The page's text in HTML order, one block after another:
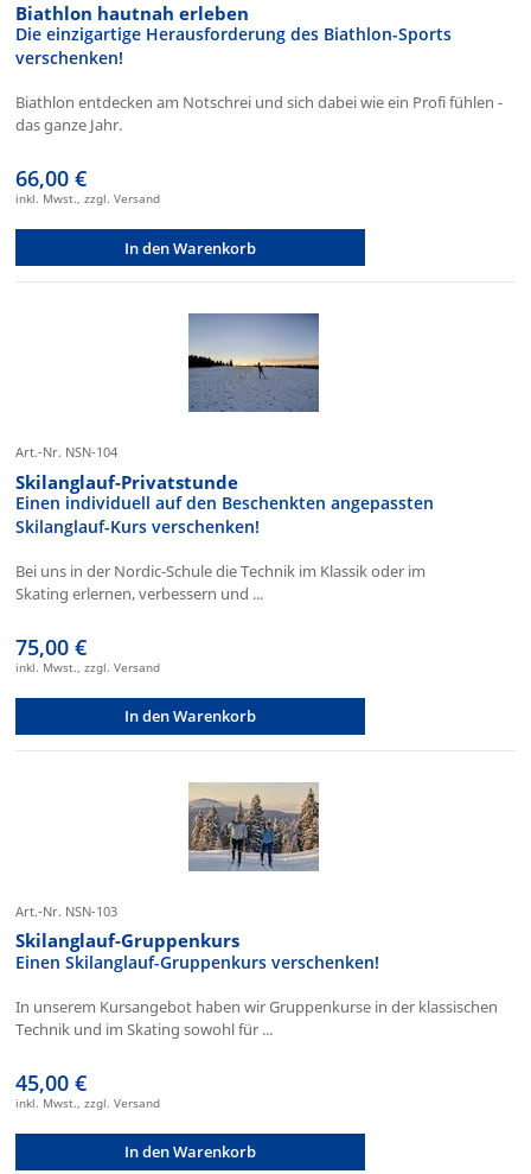
Biathlon hautnah erleben
Die einzigartige Herausforderung des Biathlon-Sports
verschenken!
Biathlon entdecken am Notschrei und sich dabei wie ein Profi fühlen -
das ganze Jahr.
66,00 €
inkl. Mwst., zzgl. Versand
In den Warenkorb
Art.-Nr. NSN-104
Skilanglauf-Privatstunde
Einen individuell auf den Beschenkten angepassten
Skilanglauf-Kurs verschenken!
Bei uns in der Nordic-Schule die Technik im Klassik oder im
Skating erlernen, verbessern und ...
75,00 €
inkl. Mwst., zzgl. Versand
In den Warenkorb
Art.-Nr. NSN-103
Skilanglauf-Gruppenkurs
Einen Skilanglauf-Gruppenkurs verschenken!
In unserem Kursangebot haben wir Gruppenkurse in der klassischen
Technik und im Skating sowohl für ...
45,00 €
inkl. Mwst., zzgl. Versand
In den Warenkorb